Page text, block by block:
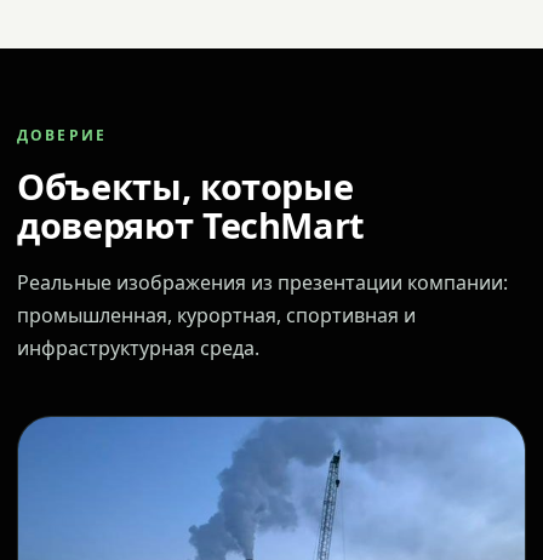
ДОВЕРИЕ
Объекты, которые
доверяют TechMart
Реальные изображения из презентации компании:
промышленная, курортная, спортивная и
инфраструктурная среда.